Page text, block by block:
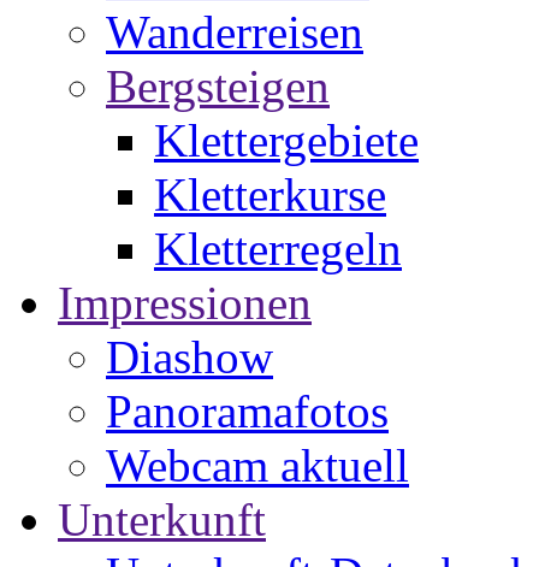
Wanderreisen
Bergsteigen
Klettergebiete
Kletterkurse
Kletterregeln
Impressionen
Diashow
Panoramafotos
Webcam aktuell
Unterkunft